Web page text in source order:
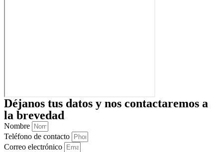
Déjanos tus datos y nos contactaremos a
la brevedad
Nombre
Teléfono de contacto
Correo electrónico